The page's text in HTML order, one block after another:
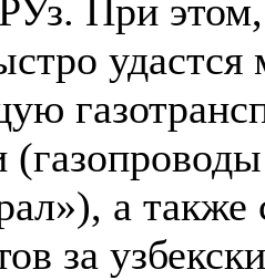
При
а
за